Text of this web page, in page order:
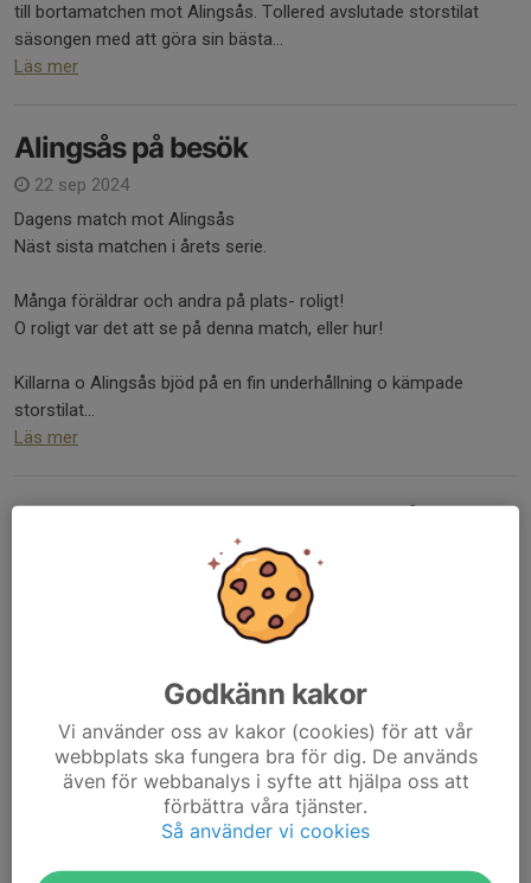
till bortamatchen mot Alingsås. Tollered avslutade storstilat
säsongen med att göra sin bästa...
Läs mer
Alingsås på besök
22 sep 2024
Dagens match mot Alingsås
Näst sista matchen i årets serie.
Många föräldrar och andra på plats- roligt!
O roligt var det att se på denna match, eller hur!
Killarna o Alingsås bjöd på en fin underhållning o kämpade
storstilat...
Läs mer
Septembers hemmamatcher på
Godkänn kakor
Vi använder oss av kakor (cookies) för att vår
webbplats ska fungera bra för dig. De används
även för webbanalys i syfte att hjälpa oss att
förbättra våra tjänster.
Så använder vi cookies